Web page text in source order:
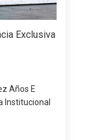
Exclusiva
Años E
Institucional